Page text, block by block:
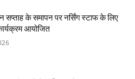
सप्ताह के समापन पर नर्सिंग स्टाफ के लिए
आयोजित